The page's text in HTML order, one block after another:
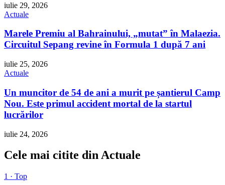
iulie 29, 2026
Actuale
Marele Premiu al Bahrainului, „mutat” în Malaezia.
Circuitul Sepang revine în Formula 1 după 7 ani
iulie 25, 2026
Actuale
Un muncitor de 54 de ani a murit pe șantierul Camp
Nou. Este primul accident mortal de la startul
lucrărilor
iulie 24, 2026
Cele mai citite din Actuale
1 · Top